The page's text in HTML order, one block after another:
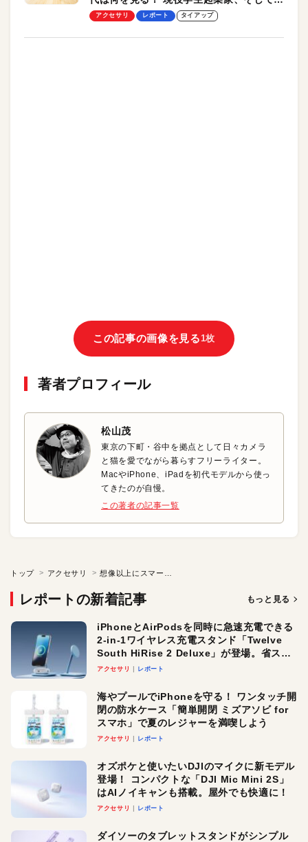
授による体験会レポート【PR】
アクセサリ レポート タイアップ
この記事の画像を見る 1枚
著者プロフィール
松山茂
東京の下町・谷中を拠点として日々カメラ
と猫を愛でながら暮らすフリーライター。
MacやiPhone、iPadを初代モデルから使っ
てきたのが自慢。
この著者の記事一覧
トップ アクセサリ
レポートの新着記事 もっと見る
iPhoneとAirPodsを同時に急速充電できる
2-in-1ワイヤレス充電スタンド「Twelve
South HiRise 2 Deluxe」が登場。省スペ
ースでおしゃれに充電したい人にオスス
アクセサリ レポート
海やプールでiPhoneを守る！ ワンタッチ開
閉の防水ケース「簡単開閉 ミズアソビ for
スマホ」で夏のレジャーを満喫しよう
アクセサリ レポート
オズポケと使いたいDJIのマイクに新モデル
登場！ コンパクトな「DJI Mic Mini 2S」
はAIノイキャンも搭載。屋外でも快適に！
アクセサリ レポート
ダイソーのタブレットスタンドがシンプル